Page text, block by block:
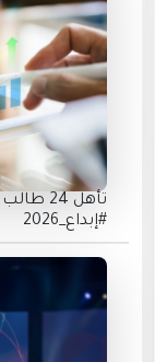
تأهل
#إبداع_2026